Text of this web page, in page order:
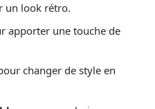
un look rétro.
apporter une touche de
changer de style en